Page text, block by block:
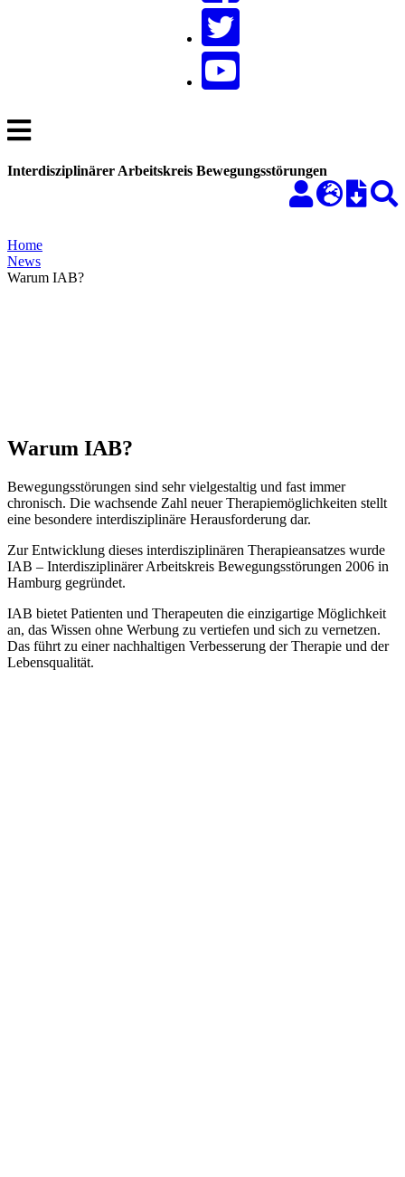
Interdisziplinärer Arbeitskreis Bewegungsstörungen
Home
News
Warum IAB?
Warum IAB?
Bewegungsstörungen sind sehr vielgestaltig und fast immer
chronisch. Die wachsende Zahl neuer Therapiemöglichkeiten stellt
eine besondere interdisziplinäre Herausforderung dar.
Zur Entwicklung dieses interdisziplinären Therapieansatzes wurde
IAB – Interdisziplinärer Arbeitskreis Bewegungsstörungen 2006 in
Hamburg gegründet.
IAB bietet Patienten und Therapeuten die einzigartige Möglichkeit
an, das Wissen ohne Werbung zu vertiefen und sich zu vernetzen.
Das führt zu einer nachhaltigen Verbesserung der Therapie und der
Lebensqualität.